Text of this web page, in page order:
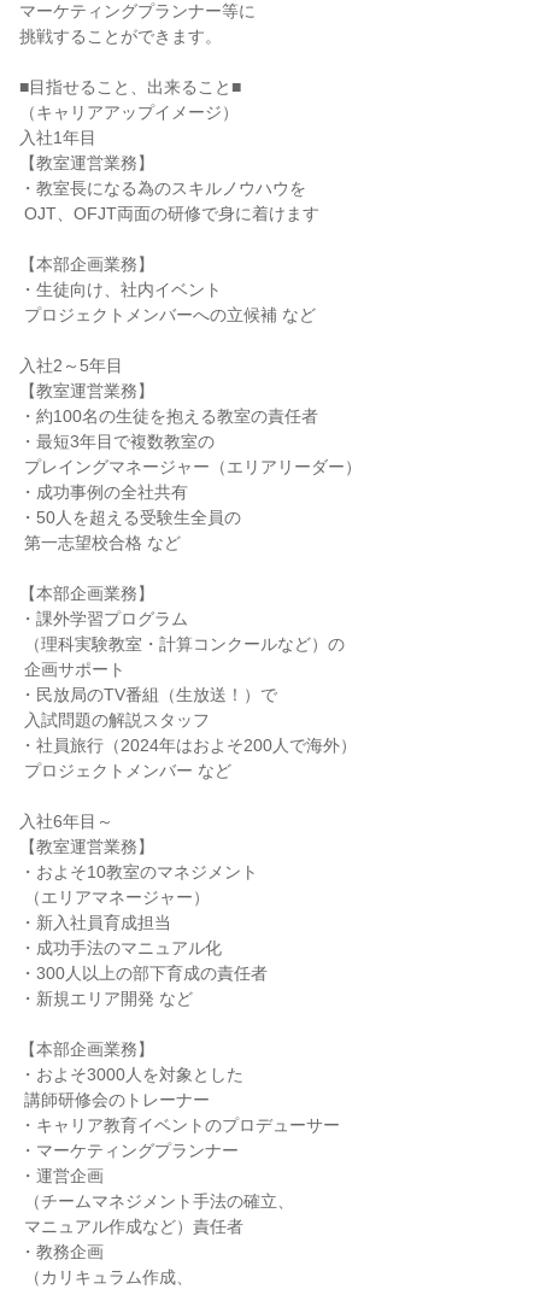
マーケティングプランナー等に
挑戦することができます。
■目指せること、出来ること■
（キャリアアップイメージ）
入社1年目
【教室運営業務】
・教室長になる為のスキルノウハウを
【本部企画業務】
・生徒向け、社内イベント
入社2～5年目
【教室運営業務】
・約100名の生徒を抱える教室の責任者
・最短3年目で複数教室の
・成功事例の全社共有
・50人を超える受験生全員の
【本部企画業務】
・課外学習プログラム
・民放局のTV番組（生放送！）で
・社員旅行（2024年はおよそ200人で海外）
入社6年目～
【教室運営業務】
・およそ10教室のマネジメント
・新入社員育成担当
・成功手法のマニュアル化
・300人以上の部下育成の責任者
・新規エリア開発 など
【本部企画業務】
・およそ3000人を対象とした
・キャリア教育イベントのプロデューサー
・マーケティングプランナー
・運営企画
・教務企画